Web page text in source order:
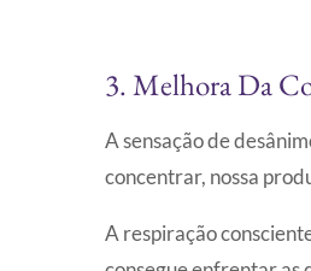
3. Melhora Da
A sensação de
concentrar, nossa
A respiração